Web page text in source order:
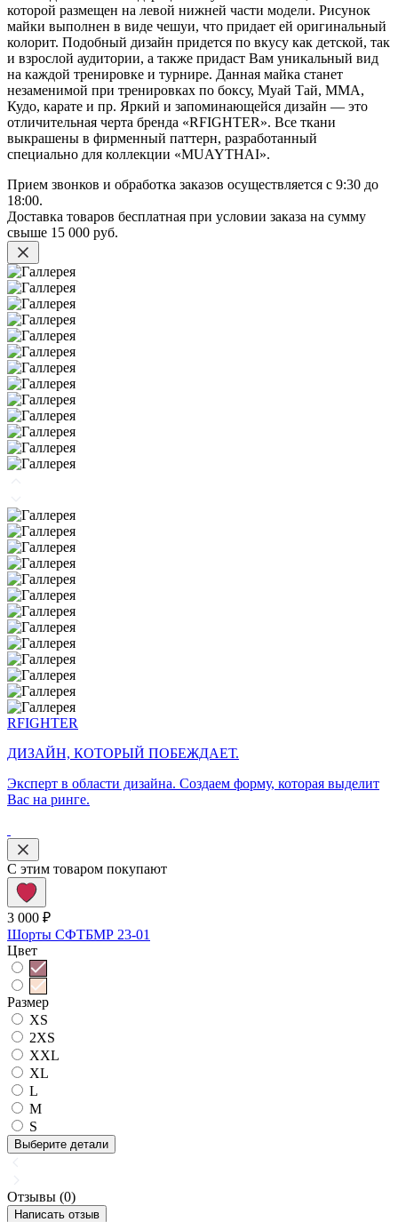
которой размещен на левой нижней части модели. Рисунок
майки выполнен в виде чешуи, что придает ей оригинальный
колорит. Подобный дизайн придется по вкусу как детской, так
и взрослой аудитории, а также придаст Вам уникальный вид
на каждой тренировке и турнире. Данная майка станет
незаменимой при тренировках по боксу, Муай Тай, ММА,
Кудо, карате и пр. Яркий и запоминающейся дизайн — это
отличительная черта бренда «RFIGHTER». Все ткани
выкрашены в фирменный паттерн, разработанный
специально для коллекции «MUAYTHAI».
Прием звонков и обработка заказов осуществляется с 9:30 до
18:00.
Доставка товаров бесплатная при условии заказа на сумму
свыше 15 000 руб.
RFIGHTER
ДИЗАЙН, КОТОРЫЙ ПОБЕЖДАЕТ.
Эксперт в области дизайна. Создаем форму, которая выделит
Вас на ринге.
С этим товаром покупают
3 000 ₽
Шорты СФТБМР 23-01
Цвет
Размер
XS
2XS
XXL
XL
L
M
S
Выберите детали
Отзывы (0)
Написать отзыв